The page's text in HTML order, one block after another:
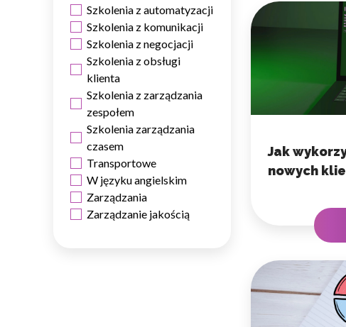
Szkolenia z automatyzacji
Szkolenia z komunikacji
Szkolenia z negocjacji
Szkolenia z obsługi
klienta
Szkolenia z zarządzania
zespołem
Szkolenia zarządzania
czasem
Transportowe
W języku angielskim
Zarządzania
Zarządzanie jakością
Jak
nowych
Statystyka
Statystyczne pliki cookie
na stronie, gromadząc i
Marketing
reklam, które są istotne i
reklamodawców strony trzeciej.
Nieklasyfikowane pliki cookie, to
Odrzuć